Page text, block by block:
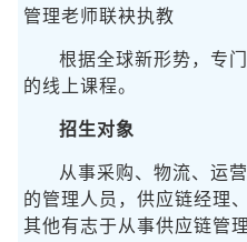
管理老师联袂执教
根据全球新形势，专
的线上课程。
招生对象
从事采购、物流、运
的管理人员，供应链经理
其他有志于从事供应链管